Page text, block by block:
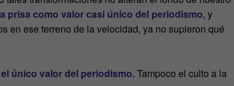
prisa como valor casi único del periodismo, y
en ese terreno de la velocidad, ya no supieron qué
único valor del periodismo.Tampoco el culto a la